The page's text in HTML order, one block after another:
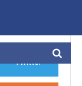
Twitter